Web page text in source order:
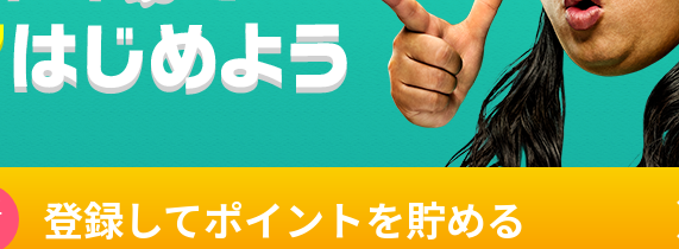
登録してポイントを貯める